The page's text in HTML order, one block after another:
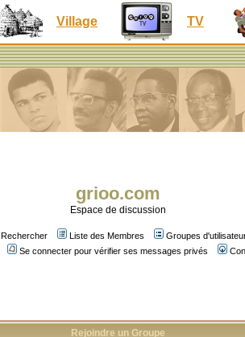
Village TV
grioo.com
Espace de discussion
Rechercher Liste des Membres Groupes
Se connecter pour vérifier ses messages privés
Rejoindre un Groupe